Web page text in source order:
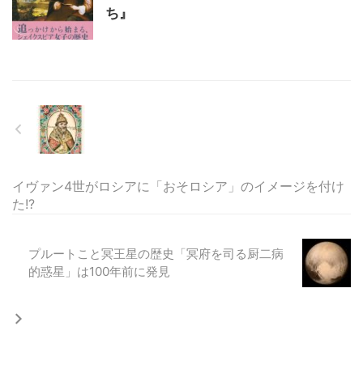
ち』
イヴァン4世がロシアに「おそロシア」のイメージを付け
た!?
プルートこと冥王星の歴史「冥府を司る厨二病
的惑星」は100年前に発見